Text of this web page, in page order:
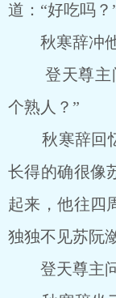
道：“好吃吗？
秋寒辞冲他
登天尊主问
个熟人？”
秋寒辞回忆
长得的确很像
起来，他往四
独独不见苏阮
登天尊主问